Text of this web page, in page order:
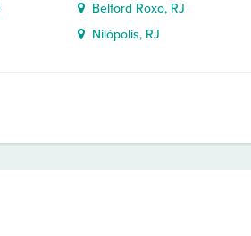
Belford Roxo, RJ
Nilópolis, RJ